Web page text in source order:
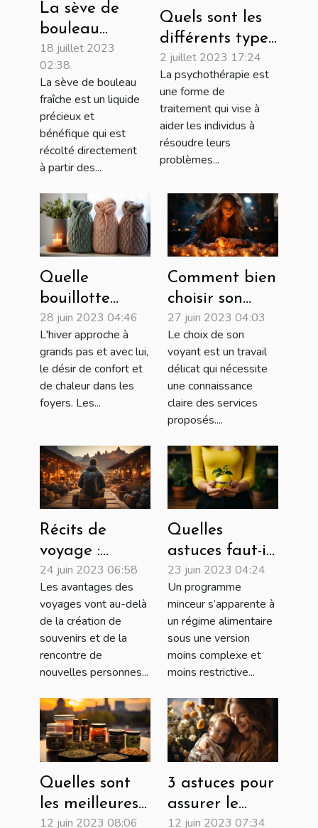
La sève de
bouleau
fraîche : une
source
naturelle de
bienfaits
pour la santé
18 juillet 2023
02:38
La sève de bouleau
fraîche est un liquide
précieux et
bénéfique qui est
récolté directement
à partir des...
Quels sont les
différents types
de
psychothérapies
à adopter ?
2 juillet 2023 17:24
La psychothérapie est
une forme de
traitement qui vise à
aider les individus à
résoudre leurs
problèmes...
Quelle
bouillotte
choisir :
peluche,
électrique,
sèche ou à eau
?
28 juin 2023 04:46
L'hiver approche à
grands pas et avec lui,
le désir de confort et
de chaleur dans les
foyers. Les...
Comment bien
choisir son
voyant ?
27 juin 2023 04:03
Le choix de son
voyant est un travail
délicat qui nécessite
une connaissance
claire des services
proposés....
Récits de
voyage :
Meilleurs
façons dont
voyager peut-
être bénéfique
pour votre
santé mentale
24 juin 2023 06:58
Les avantages des
voyages vont au-delà
de la création de
souvenirs et de la
rencontre de
nouvelles personnes...
Quelles
astuces faut-il
utiliser pour
choisir un bon
programme
minceur ?
23 juin 2023 04:24
Un programme
minceur s’apparente à
un régime alimentaire
sous une version
moins complexe et
moins restrictive...
Quelles sont
les meilleures
plateformes
12 juin 2023 08:06
3 astuces pour
assurer le
bien-être de
12 juin 2023 07:34